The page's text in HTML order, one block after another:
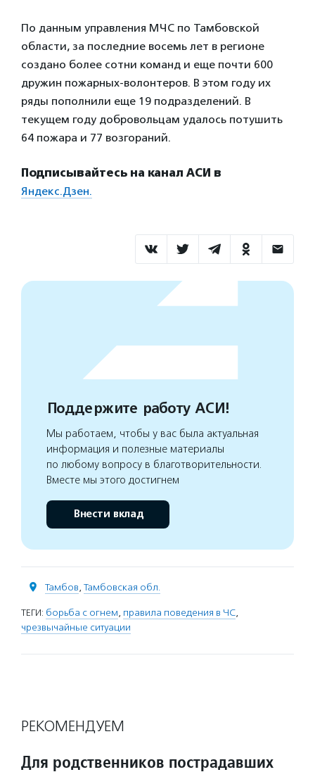
По данным управления МЧС по Тамбовской
области, за последние восемь лет в регионе
создано более сотни команд и еще почти 600
дружин пожарных-волонтеров. В этом году их
ряды пополнили еще 19 подразделений. В
текущем году добровольцам удалось потушить
64 пожара и 77 возгораний.
Подписывайтесь на канал АСИ в
Яндекс.Дзен.
Поддержите работу АСИ!
Мы работаем, чтобы у вас была актуальная
информация и полезные материалы
по любому вопросу в благотворительности.
Вместе мы этого достигнем
Внести вклад
Тамбов, Тамбовская обл.
ТЕГИ: борьба с огнем, правила поведения в ЧС,
чрезвычайные ситуации
РЕКОМЕНДУЕМ
Для родственников пострадавших